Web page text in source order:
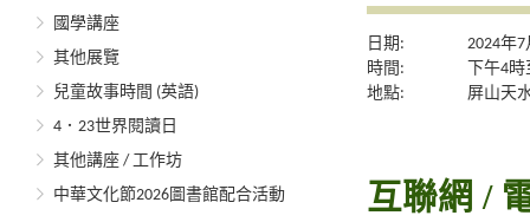
國學講座
其他展覽
兒童故事時間 (英語)
4．23世界閱讀日
其他講座 / 工作坊
中華文化節2026圖書館配合活動
日期:
2024年
時間:
下午4
地點:
屏山天
互聯網 /